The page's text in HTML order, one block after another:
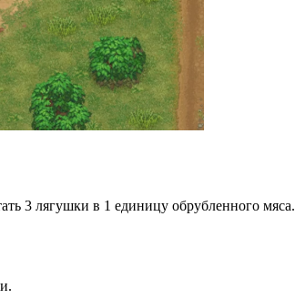
3 лягушки в 1 единицу обрубленного мяса.